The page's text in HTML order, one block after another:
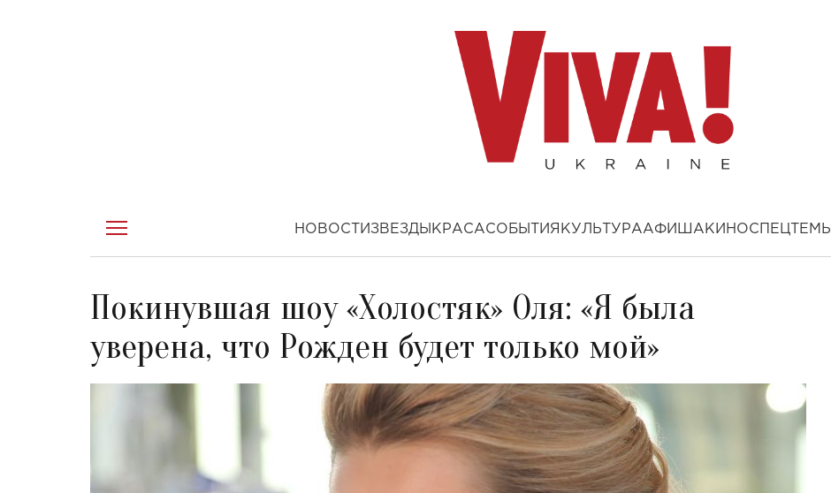
НОВОСТИ ЗВЕЗДЫ КРАСАСОБЫТИЯ КУЛЬТУРААФИША КИНОСПЕЦТЕМЫ
Покинувшая шоу «Холостяк» Оля: «Я была
уверена, что Рожден будет только мой»